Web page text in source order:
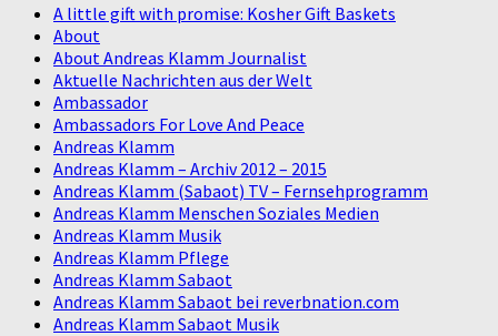
A little gift with promise: Kosher Gift Baskets
About
About Andreas Klamm Journalist
Aktuelle Nachrichten aus der Welt
Ambassador
Ambassadors For Love And Peace
Andreas Klamm
Andreas Klamm – Archiv 2012 – 2015
Andreas Klamm (Sabaot) TV – Fernsehprogramm
Andreas Klamm Menschen Soziales Medien
Andreas Klamm Musik
Andreas Klamm Pflege
Andreas Klamm Sabaot
Andreas Klamm Sabaot bei reverbnation.com
Andreas Klamm Sabaot Musik